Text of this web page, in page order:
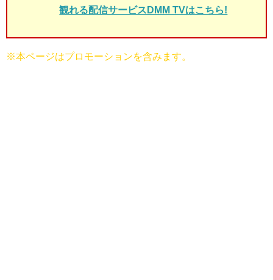
観れる配信サービスDMM TVはこちら!
※本ページはプロモーションを含みます。